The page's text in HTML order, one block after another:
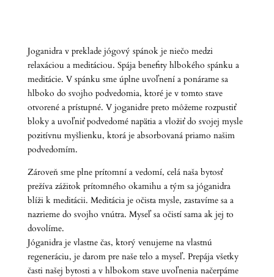
Joganidra v preklade jógový spánok je niečo medzi
relaxáciou a meditáciou. Spája benefity hlbokého spánku a
meditácie. V spánku sme úplne uvoľnení a ponárame sa
hlboko do svojho podvedomia, ktoré je v tomto stave
otvorené a prístupné. V joganidre preto môžeme rozpustiť
bloky a uvoľniť podvedomé napätia a vložiť do svojej mysle
pozitívnu myšlienku, ktorá je absorbovaná priamo našim
podvedomím.
Zároveň sme plne prítomní a vedomí, celá naša bytosť
prežíva zážitok prítomného okamihu a tým sa jóganidra
blíži k meditácii. Meditácia je očista mysle, zastavíme sa a
nazrieme do svojho vnútra. Myseľ sa očistí sama ak jej to
dovolíme.
Jóganidra je vlastne čas, ktorý venujeme na vlastnú
regeneráciu, je darom pre naše telo a myseľ. Prepája všetky
časti našej bytosti a v hlbokom stave uvoľnenia načerpáme